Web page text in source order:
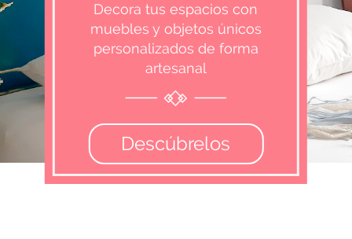
Decora tus espacios con
muebles y objetos únicos
personalizados de forma
artesanal
Descúbrelos